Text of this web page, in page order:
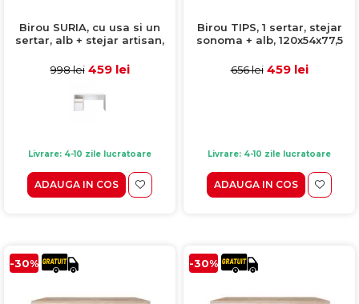
Birou SURIA, cu usa si un
sertar, alb + stejar artisan,
998 lei 459 lei
Livrare: 4-10 zile lucratoare
ADAUGA IN COS
Birou TIPS, 1 sertar, stejar
sonoma + alb, 120x54x77,5
656 lei 459 lei
Livrare: 4-10 zile lucratoare
ADAUGA IN COS
-30% -30%